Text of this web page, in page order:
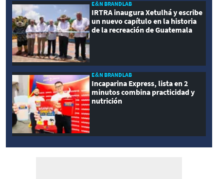
E&N BRANDLAB
IRTRA inaugura Xetulhá y escribe
un nuevo capítulo en la historia
de la recreación de Guatemala
E&N BRANDLAB
Incaparina Express, lista en 2
minutos combina practicidad y
nutrición